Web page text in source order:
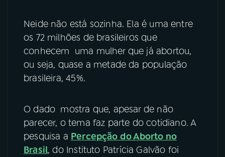
Neide não está sozinha. Ela é uma entre
os 72 milhões de brasileiros que
conhecem uma mulher que já abortou,
ou seja, quase a metade da população
brasileira, 45%.
O dado mostra que, apesar de não
parecer, o tema faz parte do cotidiano. A
pesquisa a Percepção do Aborto no
Brasil, do Instituto Patrícia Galvão foi